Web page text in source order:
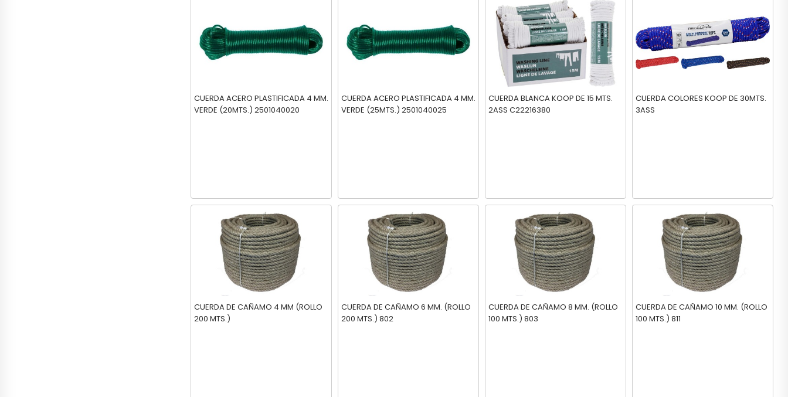
CUERDA ACERO PLASTIFICADA 4 MM.
VERDE (20MTS.) 2501040020
CUERDA ACERO PLASTIFICADA 4 MM.
VERDE (25MTS.) 2501040025
CUERDA BLANCA KOOP DE 15 MTS.
2ASS C22216380
CUERDA COLORES KOOP DE 30MTS.
3ASS
CUERDA DE CAÑAMO 4 MM (ROLLO
200 MTS.)
CUERDA DE CAÑAMO 6 MM. (ROLLO
200 MTS.) 802
CUERDA DE CAÑAMO 8 MM. (ROLLO
100 MTS.) 803
CUERDA DE CAÑAMO 10 MM. (ROLLO
100 MTS.) 811